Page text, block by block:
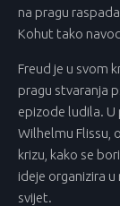
na pragu
Kohut tako
Freud je u svom
pragu stvaranja
epizode ludila. U
Wilhelmu Flissu,
krizu, kako se
ideje organizira
svijet.